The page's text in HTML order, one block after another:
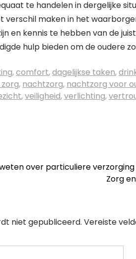
te handelen in dergelijke
verschil maken in het
en kennis te hebben van de
hulp bieden om de oudere
,comfort,dagelijkse taken,
, nachtzorg, nachtzorg voor
,veiligheid,verlichting,
over particuliere verzorging
Zorg
niet gepubliceerd. Vereiste